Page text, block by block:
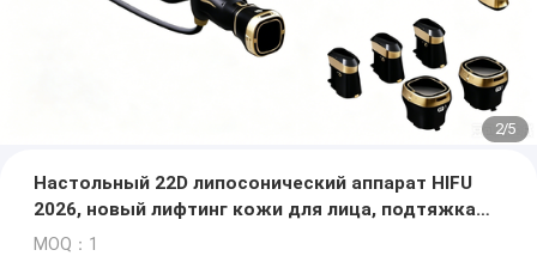
2/5
Настольный 22D липосонический аппарат HIFU
2026, новый лифтинг кожи для лица, подтяжка
тела, косметическая машина для похудения для
MOQ：1